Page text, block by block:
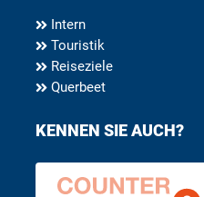
Intern
Touristik
Reiseziele
Querbeet
KENNEN SIE AUCH?